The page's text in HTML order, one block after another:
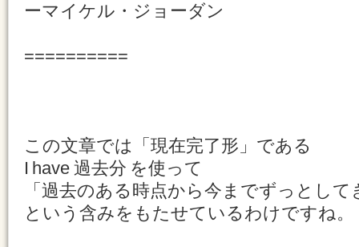
ーマイケル・ジョーダン
==========
この文章では「現在完了形」である
I have 過去分 を使って
「過去のある時点から今までずっとして
という含みをもたせているわけですね。